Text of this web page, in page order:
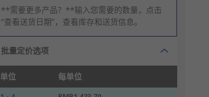
**需要更多产品？**输入您需要的数量，点击
“查看送货日期”，查看库存和送货信息。
批量定价选项
单位 每单位